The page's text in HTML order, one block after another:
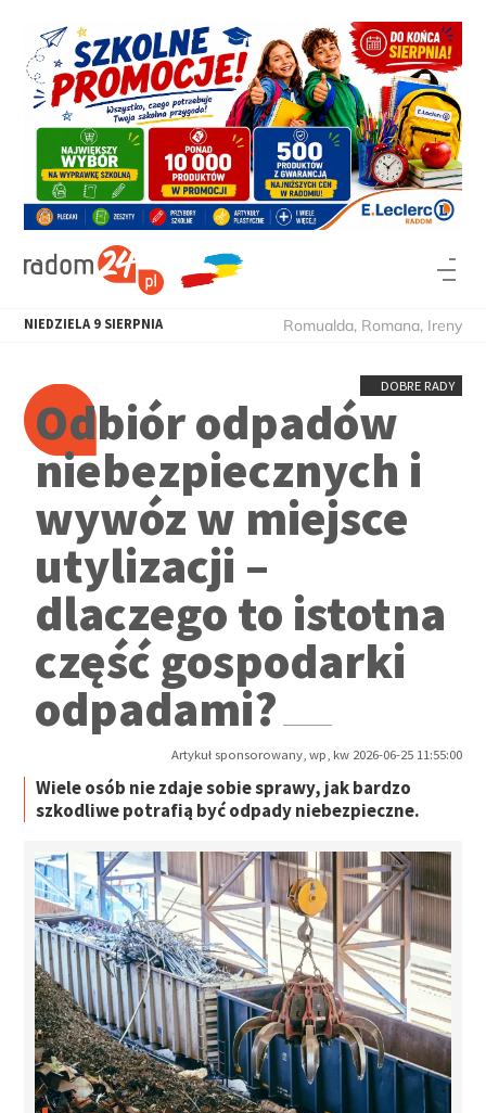
NIEDZIELA 9 SIERPNIA Romualda, Romana, Ireny
DOBRE RADY
Odbiór odpadów
niebezpiecznych i
wywóz w miejsce
utylizacji –
dlaczego to istotna
część gospodarki
odpadami?
Artykuł sponsorowany, wp, kw 2026-06-25 11:55:00
Wiele osób nie zdaje sobie sprawy, jak bardzo
szkodliwe potrafią być odpady niebezpieczne.